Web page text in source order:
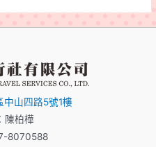
中山四路5號1樓
陳柏樺
8070588